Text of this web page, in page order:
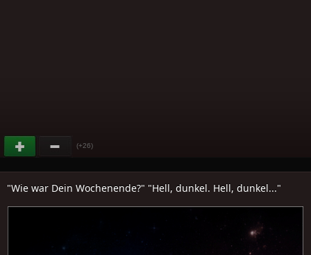
(+26)
"Wie war Dein Wochenende?" "Hell, dunkel. Hell, dunkel..."